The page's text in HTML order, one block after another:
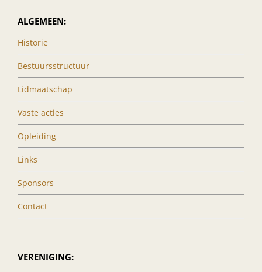
ALGEMEEN:
Historie
Bestuursstructuur
Lidmaatschap
Vaste acties
Opleiding
Links
Sponsors
Contact
VERENIGING: